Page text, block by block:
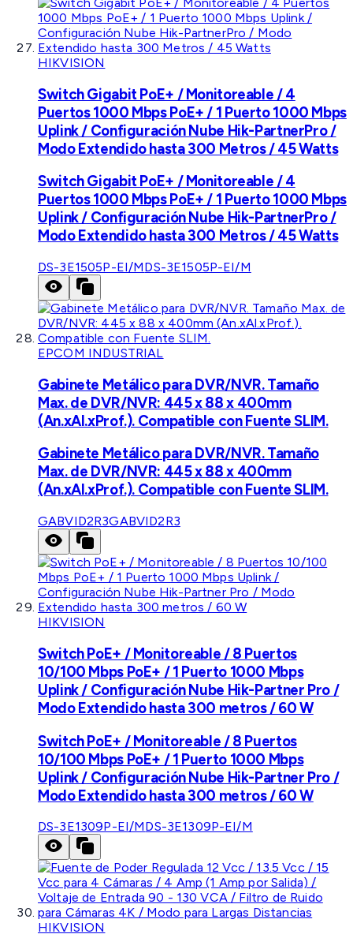
HIKVISION
Switch Gigabit PoE+ / Monitoreable / 4
Puertos 1000 Mbps PoE+ / 1 Puerto 1000 Mbps
Uplink / Configuración Nube Hik-PartnerPro /
Modo Extendido hasta 300 Metros / 45 Watts
Switch Gigabit PoE+ / Monitoreable / 4
Puertos 1000 Mbps PoE+ / 1 Puerto 1000 Mbps
Uplink / Configuración Nube Hik-PartnerPro /
Modo Extendido hasta 300 Metros / 45 Watts
DS-3E1505P-EI/MDS-3E1505P-EI/M
EPCOM INDUSTRIAL
Gabinete Metálico para DVR/NVR. Tamaño
Max. de DVR/NVR: 445 x 88 x 400mm
(An.xAl.xProf.). Compatible con Fuente SLIM.
Gabinete Metálico para DVR/NVR. Tamaño
Max. de DVR/NVR: 445 x 88 x 400mm
(An.xAl.xProf.). Compatible con Fuente SLIM.
GABVID2R3GABVID2R3
HIKVISION
Switch PoE+ / Monitoreable / 8 Puertos
10/100 Mbps PoE+ / 1 Puerto 1000 Mbps
Uplink / Configuración Nube Hik-Partner Pro /
Modo Extendido hasta 300 metros / 60 W
Switch PoE+ / Monitoreable / 8 Puertos
10/100 Mbps PoE+ / 1 Puerto 1000 Mbps
Uplink / Configuración Nube Hik-Partner Pro /
Modo Extendido hasta 300 metros / 60 W
DS-3E1309P-EI/MDS-3E1309P-EI/M
HIKVISION